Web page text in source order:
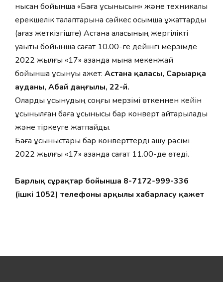
нысан бойынша «Баға ұсынысын» және техникалық
ерекшелік талаптарына сәйкес қосымша құжаттарды
(қағаз жеткізгіште) Астана қаласының жергілікті
уақыты бойынша сағат 10.00-ге дейінгі мерзімде
2022 жылғы «17» қазанда мына мекенжай
бойынша ұсынуы қажет: Астана қаласы, Сарыарқа
ауданы, Абай даңғылы, 22-үй.
Оларды ұсынудың соңғы мерзімі өткеннен кейін
ұсынылған баға ұсынысы бар конверт қайтарылады
және тіркеуге жатпайды.
Баға ұсыныстары бар конверттерді ашу рәсімі
2022 жылғы «17» қазанда сағат 11.00-де өтеді.
Барлық сұрақтар бойынша 8-7172-999-336
(ішкі 1052) телефоны арқылы хабарласу қажет